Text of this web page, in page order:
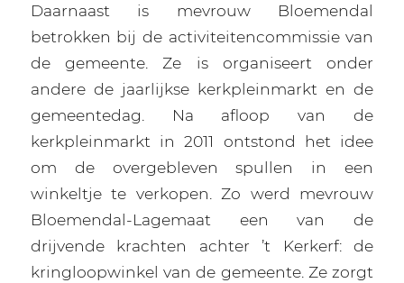
Daarnaast is mevrouw Bloemendal
betrokken bij de activiteitencommissie van
de gemeente. Ze is organiseert onder
andere de jaarlijkse kerkpleinmarkt en de
gemeentedag. Na afloop van de
kerkpleinmarkt in 2011 ontstond het idee
om de overgebleven spullen in een
winkeltje te verkopen. Zo werd mevrouw
Bloemendal-Lagemaat een van de
drijvende krachten achter ’t Kerkerf: de
kringloopwinkel van de gemeente. Ze zorgt